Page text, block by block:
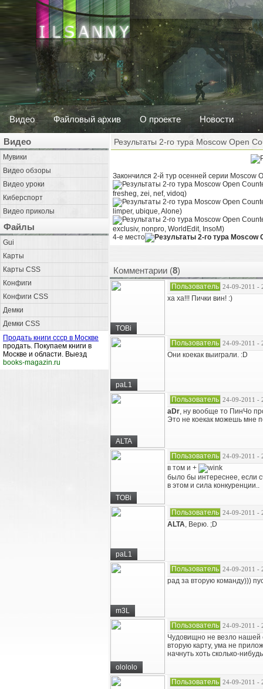
Видео Файловый архив О проекте Новости
Видео
Мувики
Видео обзоры
Видео уроки
Киберспорт
Видео приколы
Файлы
Gui
Карты
Карты CSS
Конфиги
Конфиги CSS
Демки
Демки CSS
Продать книги ссср в Москве
продать. Покупаем книги в
Москве и области. Выезд
books-magazin.ru
Результаты 2-го тура Moscow Open
Закончился 2-й тур осенней серии Moscow
fresheg, zei, nef, vidoq)
limper, ubique, Alone)
exclusiv, nonpro, WorldEdit, InsoM)
4-е место
Комментарии (8)
TOBi
Пользователь 24-09-2011 -
ха ха!!! Пички вин! :)
paL1
Пользователь 24-09-2011 -
Они коекак выиграли. :D
ALTA
Пользователь 24-09-2011 -
aDr, ну вообще то ПинЧо
Это не коекак можешь мне
TOBi
Пользователь 24-09-2011 -
в том и +
было бы интереснее, если
в этом и сила конкуренции..
paL1
Пользователь 24-09-2011 -
ALTA, Верю. ;D
m3L
Пользователь 24-09-2011 -
рад за вторую команду)))
olololo
Пользователь 24-09-2011 -
Чудовищно не везло нашей
вторую карту, ума не
начнуть хоть сколько-
Пользователь 24-09-2011 -